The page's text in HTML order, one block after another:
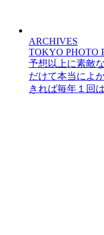
ARCHIVES
TOKYO PHOTO
予想以上に素敵
だけて本当によ
きれば毎年１回